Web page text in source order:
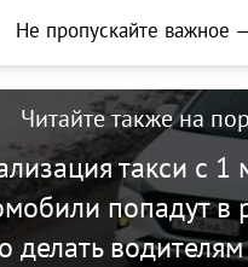
Не пропускайте важное
Читайте также на
такси с 1
попадут в
делать водителям